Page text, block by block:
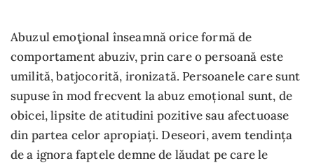
Abuzul emoţional înseamnă orice formă de
comportament abuziv, prin care o persoană este
umilită, batjocorită, ironizată. Persoanele care sunt
supuse în mod frecvent la abuz emoțional sunt, de
obicei, lipsite de atitudini pozitive sau afectuoase
din partea celor apropiați. Deseori, avem tendința
de a ignora faptele demne de lăudat pe care le